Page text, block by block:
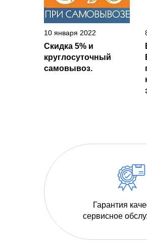
10 января 2022
Скидка 5% и
круглосуточный
самовывоз.
Гарантия
сервисное